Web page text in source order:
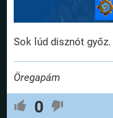
Sok lúd disznót győz.
Öregapám
0